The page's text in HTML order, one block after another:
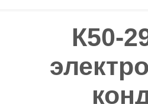
К50-